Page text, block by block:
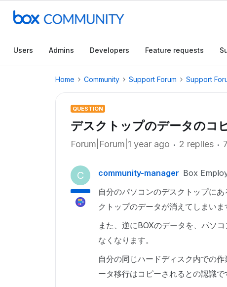
Users Admins Developers Feature requests
Home Community Support Forum Support
QUESTION
デスクトップのデータのコ
Forum|Forum|1 year ago 2 replies
C community-manager Box
自分のパソコンのデスクトップに
クトップのデータが消えてしまい
また、逆にBOXのデータを、パソ
なくなります。
自分の同じハードディスク内での
ータ移行はコピーされるとの認識